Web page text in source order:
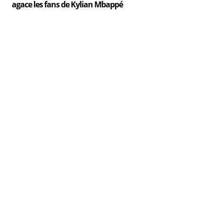
agace les fans de Kylian Mbappé